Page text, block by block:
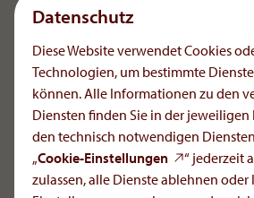
dessen Oberfläche, Sprache und Version
Browser.
(2) Zweck dieser Verarbeitung ist die
Internetseite sowie die statistische
Datenverarbeitung bei Behandlung
datenschutzrechtlichen Anfragen
Datenschutz
Diese Website verwendet Cookies
Technologien, um bestimmte
können. Alle Informationen zu den
Diensten finden Sie in der jeweiligen
den technisch notwendigen
„Cookie-Einstellungen
“ jederzeit
zulassen, alle Dienste ablehnen